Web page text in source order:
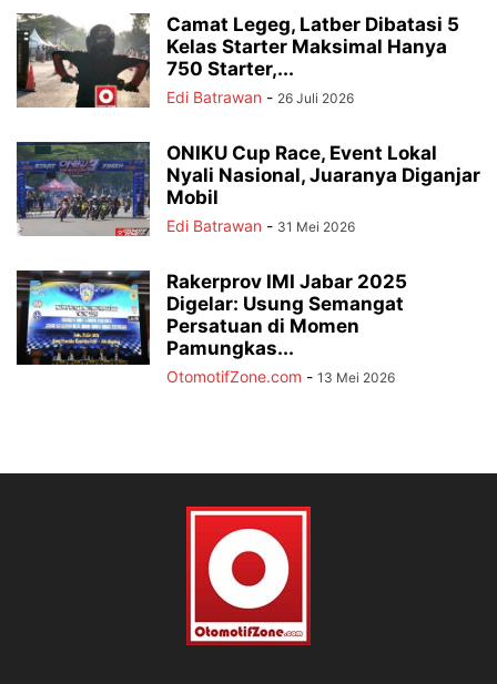
Camat Legeg, Latber Dibatasi 5
Kelas Starter Maksimal Hanya
750 Starter,...
Edi Batrawan - 26 Juli 2026
ONIKU Cup Race, Event Lokal
Nyali Nasional, Juaranya Diganjar
Mobil
Edi Batrawan - 31 Mei 2026
Rakerprov IMI Jabar 2025
Digelar: Usung Semangat
Persatuan di Momen
Pamungkas...
OtomotifZone.com - 13 Mei 2026